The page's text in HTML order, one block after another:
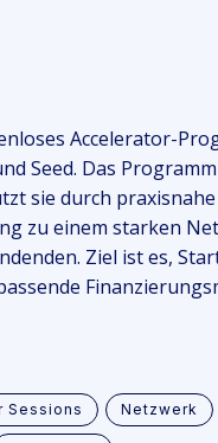
Accelerator-
Seed. Das
sie durch
zu einem starken
Ziel ist es,
Sessions Netzwerk